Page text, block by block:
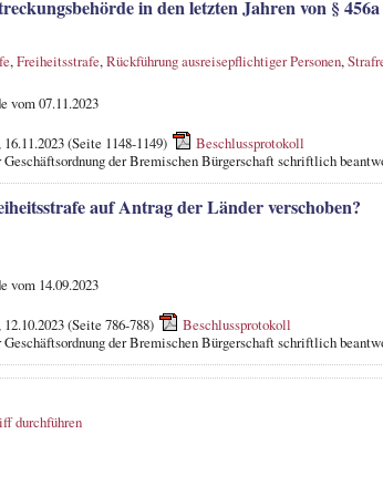
in den letzten Jahren von §
,Freiheitsstrafe,Rückführung ausreisepflichtiger Personen,
vom 07.11.2023
(Seite 1148-1149)
Beschlussprotokoll
Geschäftsordnung der Bremischen Bürgerschaft schriftlich
auf Antrag der Länder verschoben?
vom 14.09.2023
(Seite 786-788)
Beschlussprotokoll
Geschäftsordnung der Bremischen Bürgerschaft schriftlich
durchführen